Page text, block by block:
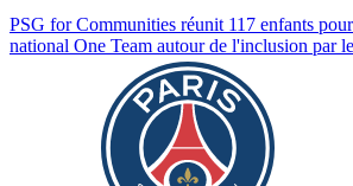
PSG for Communities réunit 117 enfants
national One Team autour de l'inclusion par